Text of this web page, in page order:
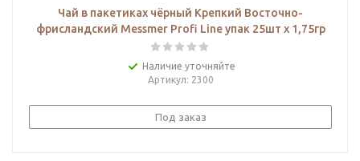
Чай в пакетиках чёрный Крепкий Восточно-
фрисландский Messmer Profi Line упак 25шт х 1,75гр
Наличие уточняйте
Артикул: 2300
Под заказ